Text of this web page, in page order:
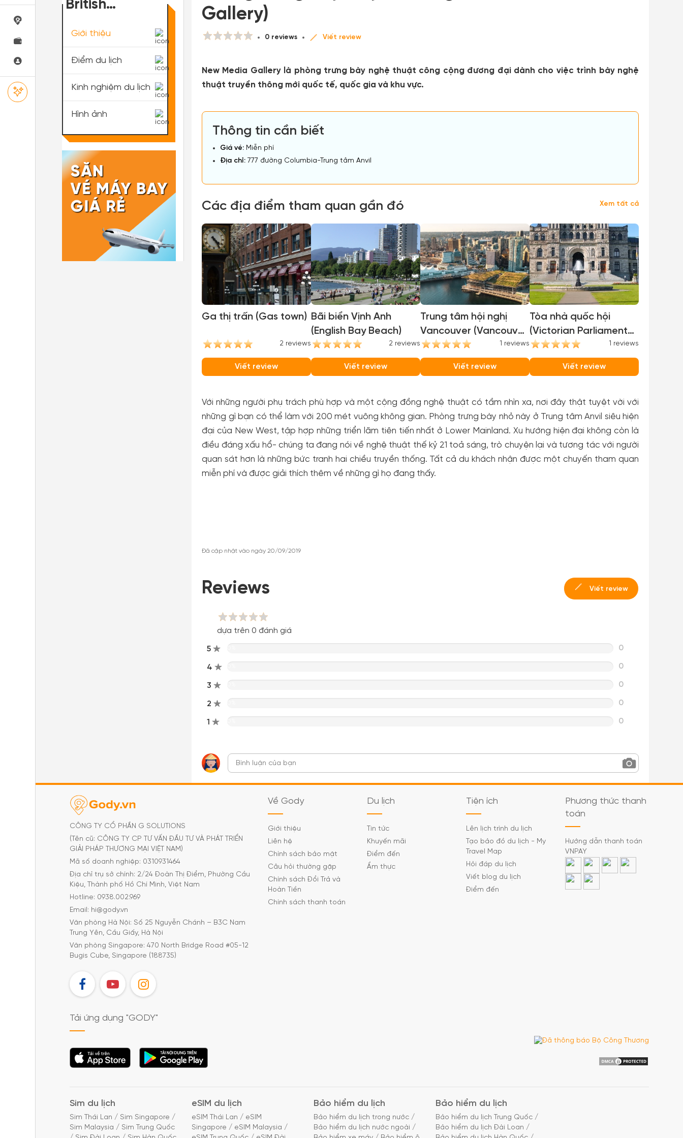
Gallery)
0 reviews Viết review
New Media Gallery là phòng trưng bày nghệ thuật công cộng đương đại dành cho việc trình bày nghệ
thuật truyền thông mới quốc tế, quốc gia và khu vực.
Thông tin cần biết
Giá vé: Miễn phí
Địa chỉ: 777 đường Columbia-Trung tâm Anvil
Các địa điểm tham quan gần đó Xem tất cả
Ga thị trấn (Gas town)
2 reviews
Viết review
Bãi biển Vịnh Anh
(English Bay Beach)
2 reviews
Viết review
Trung tâm hội nghị
Vancouver (Vancouver
Convention Center)1 reviews
Viết review
Tòa nhà quốc hội
(Victorian Parliament
Building)
1 reviews
Viết review
Với những người phụ trách phù hợp và một cộng đồng nghệ thuật có tầm nhìn xa, nơi đây thật tuyệt vời với
những gì bạn có thể làm với 200 mét vuông không gian. Phòng trưng bày nhỏ này ở Trung tâm Anvil siêu hiện
đại của New West, tập hợp những triển lãm tiên tiến nhất ở Lower Mainland. Xu hướng hiện đại không còn là
điều đáng xấu hổ- chúng ta đang nói về nghệ thuật thế kỷ 21 toả sáng, trò chuyện lại và tương tác với người
quan sát hơn là những bức tranh hai chiều truyền thống. Tất cả du khách nhận được một chuyến tham quan
miễn phí và được giải thích thêm về những gì họ đang thấy.
Đã cập nhật vào ngày 20/09/2019
Reviews Viết review
dựa trên 0 đánh giá
5 0
4 0
3 0
2 0
1 0
British
Giới thiệu
Điểm du lịch
Kinh nghiệm du lịch
Hình ảnh
CÔNG TY CỔ PHẦN G SOLUTIONS
(Tên cũ: CÔNG TY CP TƯ VẤN ĐẦU TƯ VÀ PHÁT TRIỂN
GIẢI PHÁP THƯƠNG MẠI VIỆT NAM)
Mã số doanh nghiệp: 0310931464
Địa chỉ trụ sở chính: 2/24 Đoàn Thị Điểm, Phường Cầu
Kiệu, Thành phố Hồ Chí Minh, Việt Nam
Hotline: 0938.002.969
Email: hi@gody.vn
Văn phòng Hà Nội: Số 25 Nguyễn Chánh – B3C Nam
Trung Yên, Cầu Giấy, Hà Nội
Văn phòng Singapore: 470 North Bridge Road #05-12
Bugis Cube, Singapore (188735)
FB YT IG
Về Gody
Giới thiệu
Liên hệ
Chính sách bảo mật
Câu hỏi thường gặp
Chính sách Đổi Trả và
Hoàn Tiền
Chính sách thanh toán
Du lịch
Tin tức
Khuyến mãi
Điểm đến
Ẩm thực
Tiện ích
Lên lịch trình du lịch
Tạo bảo đồ du lịch - My
Travel Map
Hỏi đáp du lịch
Viết blog du lịch
Điểm đến
Phương thức thanh
toán
Hướng dẫn thanh toán
VNPAY
Tải ứng dụng "GODY"
Tải ứng dụng Tải ứng dụng
Sim du lịch
Sim Thái Lan / Sim Singapore /
Sim Malaysia / Sim Trung Quốc
eSIM du lịch
eSIM Thái Lan / eSIM
Singapore / eSIM Malaysia /
Bảo hiểm du lịch
Bảo hiểm du lịch trong nước /
Bảo hiểm du lịch nước ngoài /
Bảo hiểm du lịch
Bảo hiểm du lịch Trung Quốc /
Bảo hiểm du lịch Đài Loan /